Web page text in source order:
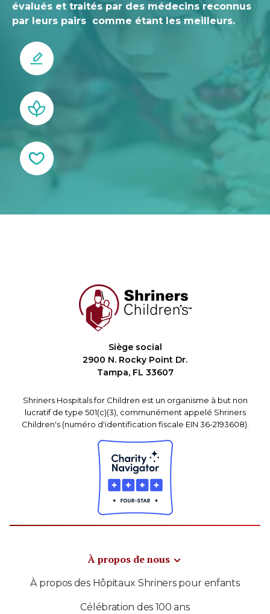
évalués et traités par des médecins reconnus
par leurs pairs comme étant les meilleurs.
Siège social
2900 N. Rocky Point Dr.
Tampa, FL 33607
Shriners Hospitals for Children est un organisme à but non
lucratif de type 501(c)(3), communément appelé Shriners
Children's (numéro d'identification fiscale EIN 36-2193608).
À propos de nous
À propos des Hôpitaux Shriners pour enfants
Célébration des 100 ans